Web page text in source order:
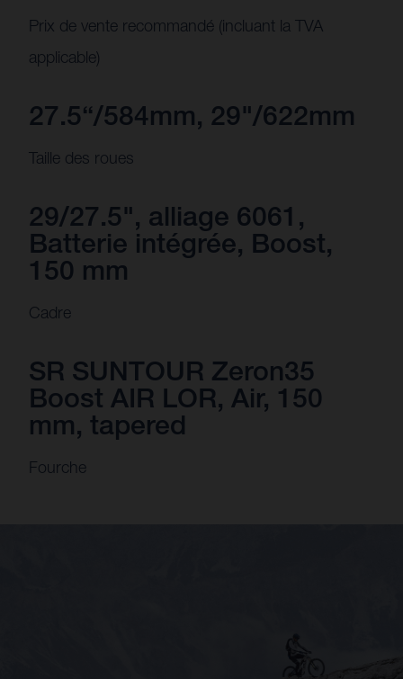
Prix de vente recommandé (incluant la TVA
applicable)
27.5“/584mm, 29"/622mm
Taille des roues
29/27.5", alliage 6061,
Batterie intégrée, Boost,
150 mm
Cadre
SR SUNTOUR Zeron35
Boost AIR LOR, Air, 150
mm, tapered
Fourche